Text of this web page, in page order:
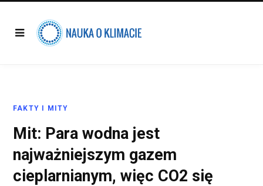
FAKTY I MITY
Mit: Para wodna jest
najważniejszym gazem
cieplarnianym, więc CO2 się